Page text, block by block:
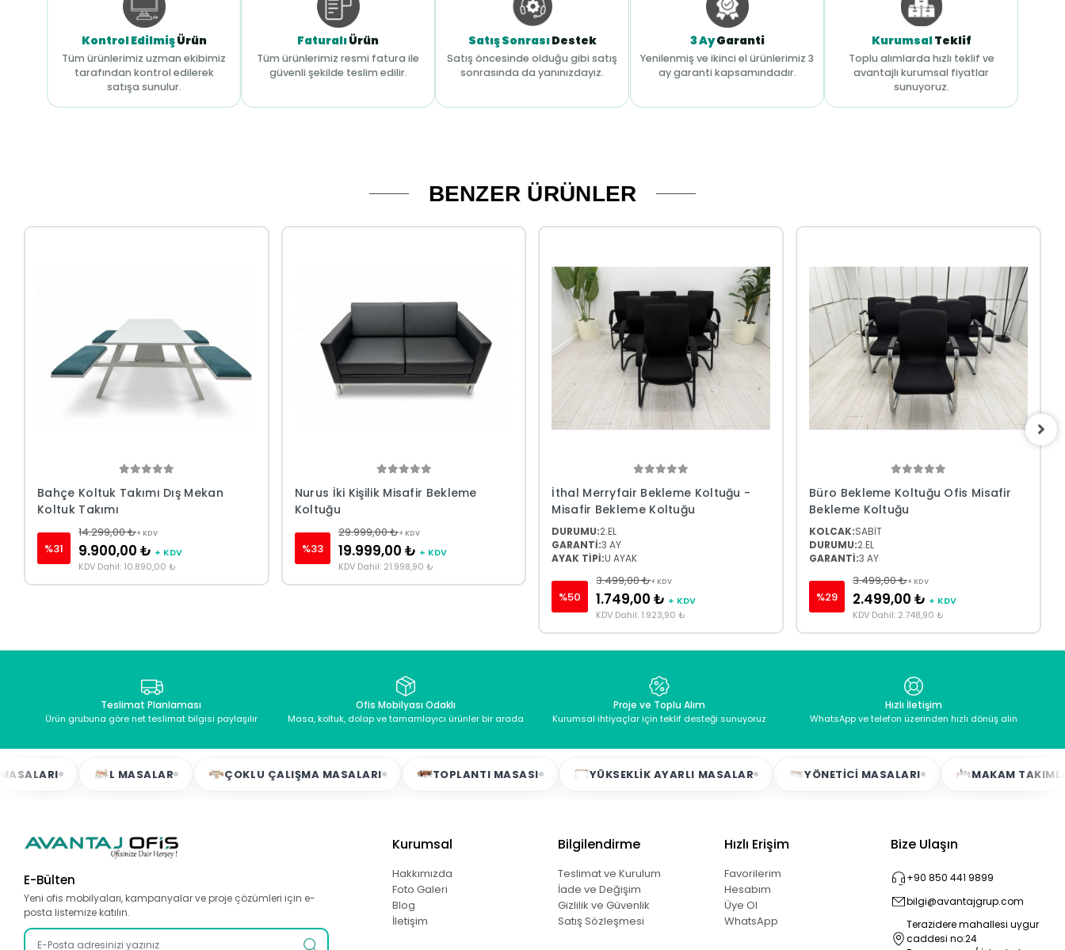
Kontrol EdilmişÜrün
Tüm ürünlerimiz uzman ekibimiz
tarafından kontrol edilerek
satışa sunulur.
FaturalıÜrün
Tüm ürünlerimiz resmi fatura ile
güvenli şekilde teslim edilir.
Satış SonrasıDestek
Satış öncesinde olduğu gibi satış
sonrasında da yanınızdayız.
3 AyGaranti
Yenilenmiş ve ikinci el ürünlerimiz 3
ay garanti kapsamındadır.
KurumsalTeklif
Toplu alımlarda hızlı teklif ve
avantajlı kurumsal fiyatlar
sunuyoruz.
BENZER ÜRÜNLER
Bahçe Koltuk Takımı Dış Mekan
Koltuk Takımı
%31
14.299,00 ₺+ KDV
9.900,00 ₺ + KDV
KDV Dahil: 10.890,00 ₺
Nurus İki Kişilik Misafir Bekleme
Koltuğu
%33
29.999,00 ₺+ KDV
19.999,00 ₺ + KDV
KDV Dahil: 21.998,90 ₺
İthal Merryfair Bekleme Koltuğu -
Misafir Bekleme Koltuğu
DURUMU:2.EL
GARANTİ:3 AY
AYAK TİPİ:U AYAK
%50
3.499,00 ₺+ KDV
1.749,00 ₺ + KDV
KDV Dahil: 1.923,90 ₺
Büro Bekleme Koltuğu Ofis Misafir
Bekleme Koltuğu
KOLCAK:SABİT
DURUMU:2.EL
GARANTİ:3 AY
%29
3.499,00 ₺+ KDV
2.499,00 ₺ + KDV
KDV Dahil: 2.748,90 ₺
Teslimat Planlaması
Ürün grubuna göre net teslimat bilgisi paylaşılır
Ofis Mobilyası Odaklı
Masa, koltuk, dolap ve tamamlayıcı ürünler bir arada
Proje ve Toplu Alım
Kurumsal ihtiyaçlar için teklif desteği sunuyoruz
Hızlı İletişim
WhatsApp ve telefon üzerinden hızlı dönüş alın
L MASALAR ÇOKLU ÇALIŞMA MASALARI TOPLANTI MASASI YÜKSEKLIK AYARLI MASALAR YÖNETICI MASALARI MAKAM TAKIMLARI
E-Bülten
Yeni ofis mobilyaları, kampanyalar ve proje çözümleri için e-
posta listemize katılın.
Kurumsal
Hakkımızda
Foto Galeri
Blog
İletişim
Bilgilendirme
Teslimat ve Kurulum
İade ve Değişim
Gizlilik ve Güvenlik
Satış Sözleşmesi
Hızlı Erişim
Favorilerim
Hesabım
Üye Ol
WhatsApp
Bize Ulaşın
+90 850 441 9899
bilgi@avantajgrup.com
Terazidere mahallesi uygur
caddesi no:24